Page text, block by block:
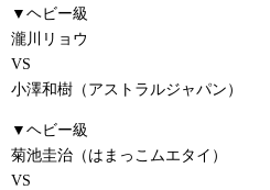
▼ヘビー級
瀧川リョウ
VS
小澤和樹（アストラルジャパン）
▼ヘビー級
菊池圭治（はまっこムエタイ）
VS